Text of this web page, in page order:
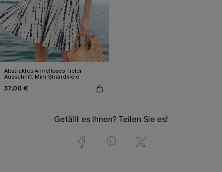
Abstraktes Ärmelloses Tiefer
Ausschnitt Mini-Strandkleid
37,00 €
Gefällt es Ihnen? Teilen Sie es!